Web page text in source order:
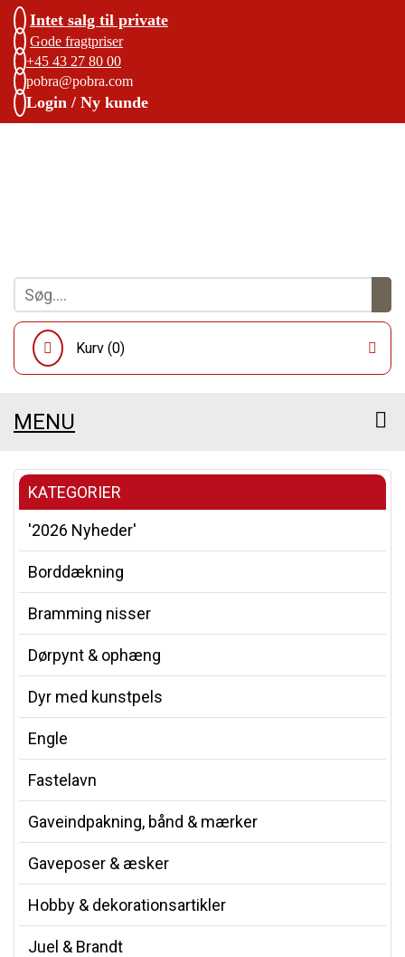
Intet salg til private
Gode fragtpriser
+45 43 27 80 00
pobra@pobra.com
Login / Ny kunde
Kurv (0)
MENU
KATEGORIER
'2026 Nyheder'
Borddækning
Bramming nisser
Dørpynt & ophæng
Dyr med kunstpels
Engle
Fastelavn
Gaveindpakning, bånd & mærker
Gaveposer & æsker
Hobby & dekorationsartikler
Juel & Brandt